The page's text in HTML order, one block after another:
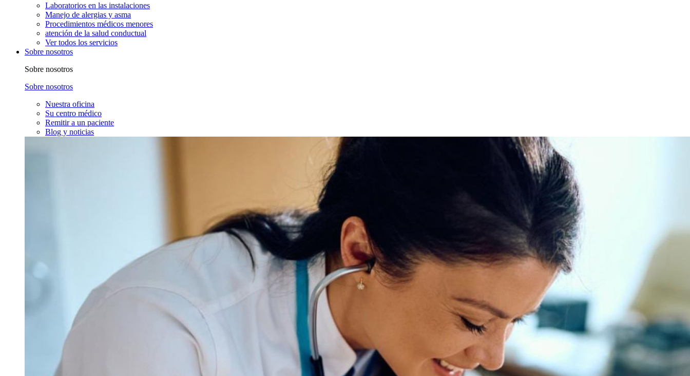
Laboratorios en las instalaciones
Manejo de alergias y asma
Procedimientos médicos menores
atención de la salud conductual
Ver todos los servicios
Sobre nosotros
Sobre nosotros
Sobre nosotros
Nuestra oficina
Su centro médico
Remitir a un paciente
Blog y noticias